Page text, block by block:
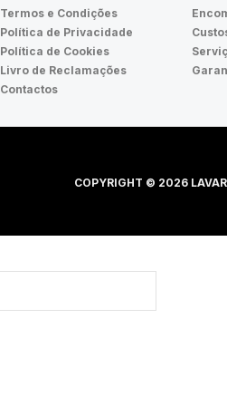
Termos e Condições
Política de Privacidade
Política de Cookies
Livro de Reclamações
Contactos
COPYRIGHT © 2026